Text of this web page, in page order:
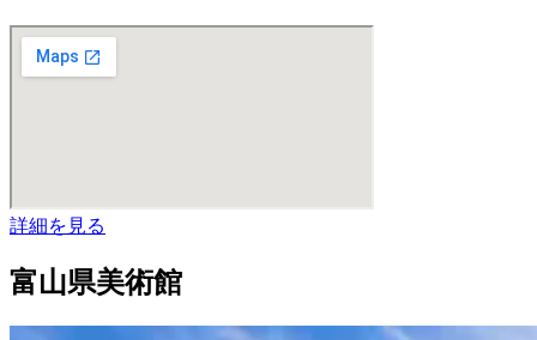
詳細を見る
富山県美術館